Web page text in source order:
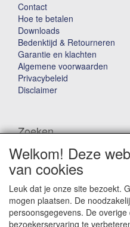
Contact
Hoe te betalen
Downloads
Bedenktijd & Retourneren
Garantie en klachten
Algemene voorwaarden
Privacybeleid
Disclaimer
Zoeken
Waar ben je naar op
Welkom! Deze
van cookies
Leuk dat je onze site bezoekt.
mogen plaatsen. De
persoonsgegevens. De
bezoekerservaring te